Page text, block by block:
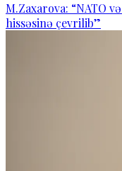
M.Zaxarova: “NATO
hissəsinə çevrilib”